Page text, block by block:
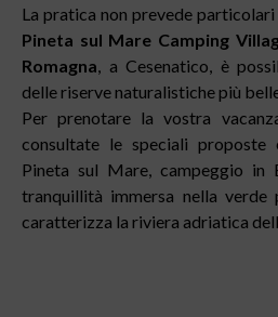
La pratica non prevede particolari
Pineta sul Mare Camping
Romagna, a Cesenatico, è
delle riserve naturalistiche più
Per prenotare la vostra
consultate le speciali
Pineta sul Mare, campeggio in
tranquillità immersa nella verde
caratterizza la riviera adriatica